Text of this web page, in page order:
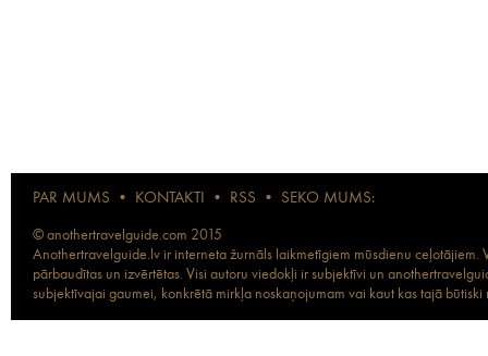
PAR MUMS • KONTAKTI • RSS • SEKO MUMS:
© anothertravelguide.com 2015
Anothertravelguide.lv ir interneta žurnāls laikmetīgiem mūsdienu
pārbaudītas un izvērtētas. Visi autoru viedokļi ir subjektīvi un
subjektīvajai gaumei, konkrētā mirkļa noskaņojumam vai kaut kas tajā